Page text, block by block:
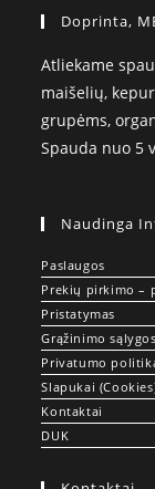
Doprinta,
Atliekame
maišelių,
grupėms,
Spauda nuo 5
Naudinga
Paslaugos
Prekių pirkimo –
Pristatymas
Grąžinimo sąlygos
Privatumo
Slapukai
Kontaktai
DUK